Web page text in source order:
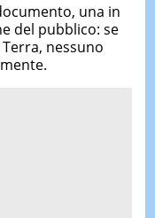
una in
del pubblico: se
nessuno